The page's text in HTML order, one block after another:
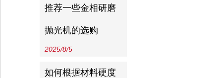
推荐一些金相研磨
抛光机的选购
2025/8/5
如何根据材料硬度